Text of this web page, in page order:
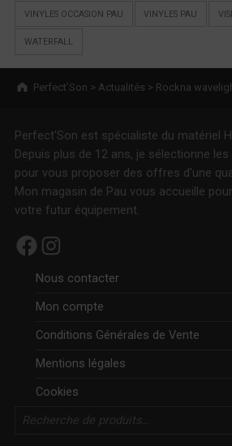
VINYLES OCCASION PAU VINYLES PAU
WATERFALL
Breadcrumbs navigation
Perfect’Son > Actualités > Rockna
Perfect'Son est spécialiste du matériel
Depuis plus de 12 ans, je sélectionne
pour vous proposer des offres d'une
Mon magasin de Pau vous accueille
votre futur équipement.
Facebook Instagram
Nous contacter
Mon compte
Conditions Générales de Vente
Mentions légales
Cookies